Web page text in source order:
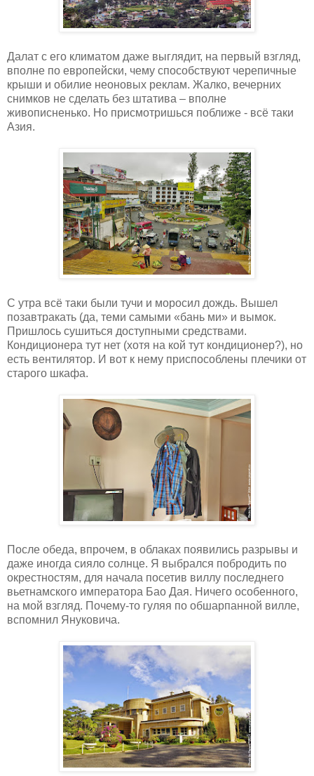
Далат с его климатом даже выглядит, на первый взгляд,
вполне по европейски, чему способствуют черепичные
крыши и обилие неоновых реклам. Жалко, вечерних
снимков не сделать без штатива – вполне
живописненько. Но присмотришься поближе - всё таки
Азия.
С утра всё таки были тучи и моросил дождь. Вышел
позавтракать (да, теми самыми «бань ми» и вымок.
Пришлось сушиться доступными средствами.
Кондиционера тут нет (хотя на кой тут кондиционер?), но
есть вентилятор. И вот к нему приспособлены плечики от
старого шкафа.
После обеда, впрочем, в облаках появились разрывы и
даже иногда сияло солнце. Я выбрался побродить по
окрестностям, для начала посетив виллу последнего
вьетнамского императора Бао Дая. Ничего особенного,
на мой взгляд. Почему-то гуляя по обшарпанной вилле,
вспомнил Януковича.